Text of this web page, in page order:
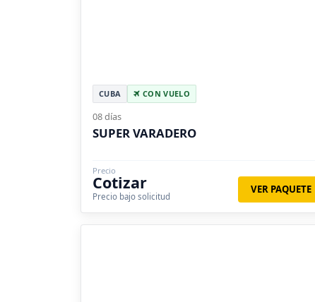
CUBA CON VUELO
08 días
SUPER VARADERO
Precio
Cotizar
Precio bajo solicitud
VER PAQUETE